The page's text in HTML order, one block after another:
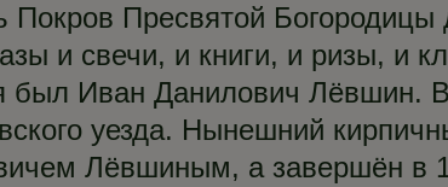
Покров Пресвятой Богородицы
и свечи, и книги, и ризы, и
был Иван Данилович Лёвшин.
уезда. Нынешний
Лёвшиным, а завершён в